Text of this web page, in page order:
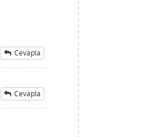
Cevapla
Cevapla